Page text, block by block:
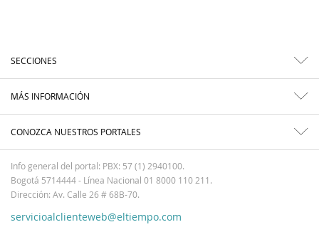
SECCIONES
MÁS INFORMACIÓN
CONOZCA NUESTROS PORTALES
Info general del portal: PBX: 57 (1) 2940100.
Bogotá 5714444 - Línea Nacional 01 8000 110 211.
Dirección: Av. Calle 26 # 68B-70.
servicioalclienteweb@eltiempo.com